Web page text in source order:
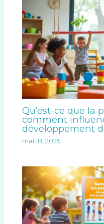
Qu’est-ce que la
comment
développement
mai 18, 2025